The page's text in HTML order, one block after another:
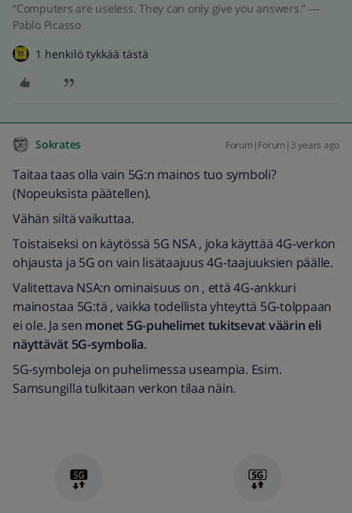
“Computers are useless. They can only give you answers.” ―
Pablo Picasso
1 henkilö tykkää tästä
Sokrates Forum|Forum|3 years ago
Taitaa taas olla vain 5G:n mainos tuo symboli?
(Nopeuksista päätellen).
Vähän siltä vaikuttaa.
Toistaiseksi on käytössä 5G NSA , joka käyttää 4G-verkon
ohjausta ja 5G on vain lisätaajuus 4G-taajuuksien päälle.
Valitettava NSA:n ominaisuus on , että 4G-ankkuri
mainostaa 5G:tä , vaikka todellista yhteyttä 5G-tolppaan
ei ole. Ja sen monet 5G-puhelimet tukitsevat väärin eli
näyttävät 5G-symbolia.
5G-symboleja on puhelimessa useampia. Esim.
Samsungilla tulkitaan verkon tilaa näin.